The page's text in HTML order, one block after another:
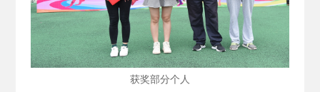
获奖部分个人